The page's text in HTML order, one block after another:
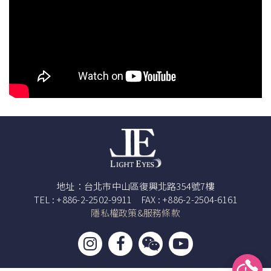
地址：台北市中山區復興北路354號7樓
TEL : +886-2-2502-9911 FAX : +886-2-2504-6161
隱私權政策&服務條款